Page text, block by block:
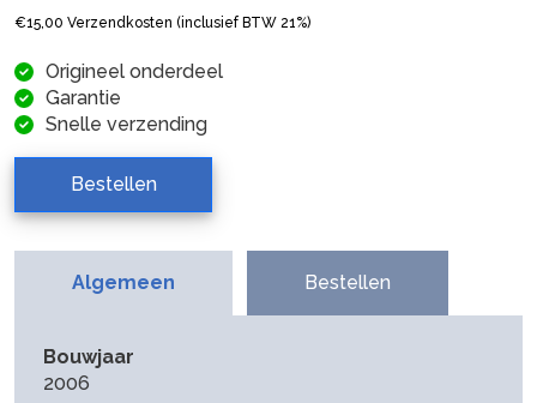
€15,00 Verzendkosten (inclusief BTW 21%)
Origineel onderdeel
Garantie
Snelle verzending
Bestellen
Algemeen Bestellen
Bouwjaar
2006